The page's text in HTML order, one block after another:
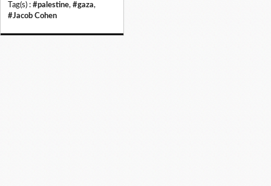
Tag(s) : #palestine, #gaza,
#Jacob Cohen